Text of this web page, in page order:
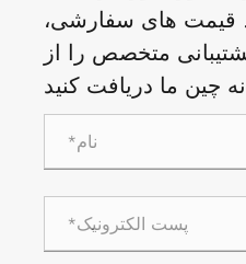
قیمت های سفارشی،
متخصص را از